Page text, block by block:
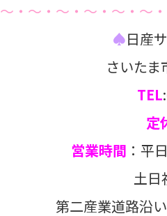
～・～・～・～・～・～
♠日産
さいた
TEL
定
営業時間 ：平
土日祝
第二産業道路沿